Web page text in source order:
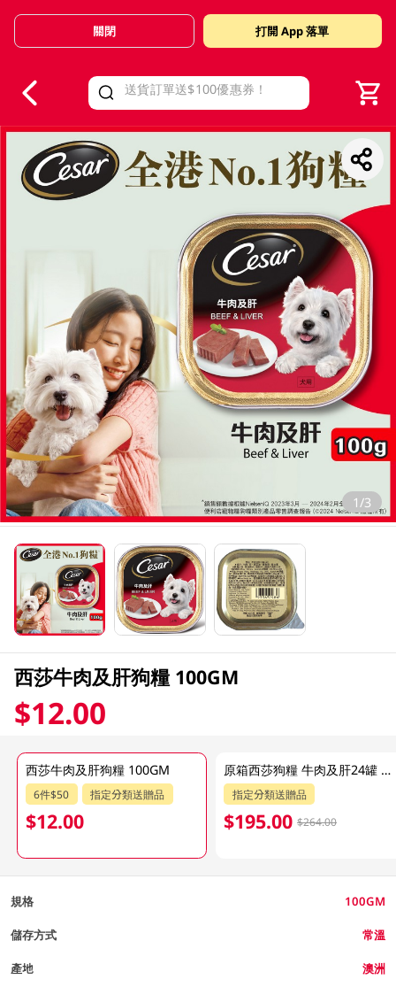
Valid Until 30 June 2026
關閉 打開 App 落單
1/3
西莎牛肉及肝狗糧 100GM
$12.00
西莎牛肉及肝狗糧 100GM
6件$50 指定分類送贈品
$12.00
原箱西莎狗糧 牛肉及肝24罐 100 GM
指定分類送贈品
$195.00 $264.00
規格 100GM
儲存方式 常溫
產地 澳洲